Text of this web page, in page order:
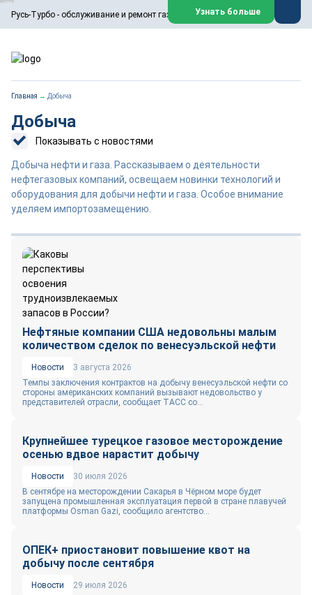
Русь-Турбо - обслуживание и ремонт газовых паровых турбин
ООО «Русь-Турбо» занимается сервисом газовых и паровых
турбин, комплексным ремонтом, восстановлением,
техническим обслуживанием оборудования ТЭС,
работают на нефтегазовых, нефтехимических,
металлургических и других предприятиях.
Реклама. ООО «Русь-Турбо», ИНН 7802588950
Перейти на сайт
Узнать больше
Главная → Добыча
Добыча
Показывать с новостями
Добыча нефти и газа. Рассказываем о деятельности
нефтегазовых компаний, освещаем новинки технологий и
оборудования для добычи нефти и газа. Особое внимание
уделяем импортозамещению.
Нефтяные компании США недовольны малым
количеством сделок по венесуэльской нефти
Новости
3 августа 2026
Темпы заключения контрактов на добычу венесуэльской нефти со
стороны американских компаний вызывают недовольство у
представителей отрасли, сообщает ТАСС со...
Крупнейшее турецкое газовое месторождение
осенью вдвое нарастит добычу
Новости
30 июля 2026
В сентябре на месторождении Сакарья в Чёрном море будет
запущена промышленная эксплуатация первой в стране плавучей
платформы Osman Gazi, сообщило агентство...
ОПЕК+ приостановит повышение квот на
добычу после сентября
Новости
29 июля 2026